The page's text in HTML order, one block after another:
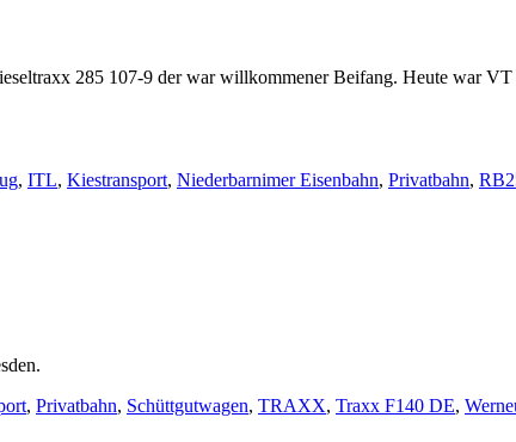
285 107-9 der war willkommener Beifang. Heute war
, ITL, Kiestransport, Niederbarnimer Eisenbahn, Privatbahn,
, Privatbahn, Schüttgutwagen, TRAXX, Traxx F140 DE,